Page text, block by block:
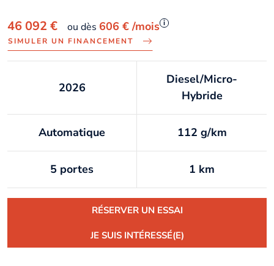
46 092 € ou dès 606 € /mois i
SIMULER UN FINANCEMENT
2026
Diesel/Micro-
Hybride
Automatique 112 g/km
5 portes 1 km
RÉSERVER UN ESSAI
JE SUIS INTÉRESSÉ(E)